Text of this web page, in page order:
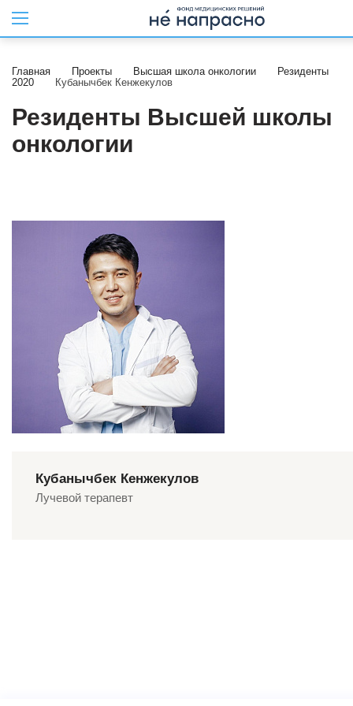
Главная Проекты Высшая школа онкологии
Резиденты
2020
Кубанычбек Кенжекулов
Резиденты Высшей школы
онкологии
Кубанычбек Кенжекулов
Лучевой терапевт